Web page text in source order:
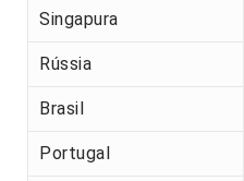
Singapura
Rússia
Brasil
Portugal